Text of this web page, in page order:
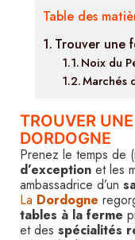
Table des
Trouver une
Noix du
Marchés
TROUVER
DORDOGNE
Prenez le temps de
d’exception et les
ambassadrice d’un
La Dordogne
tables à la ferme
et des spécialités